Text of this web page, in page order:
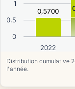
0,5700
2022
0
0,5
1
Distribution cumulative
l'année.